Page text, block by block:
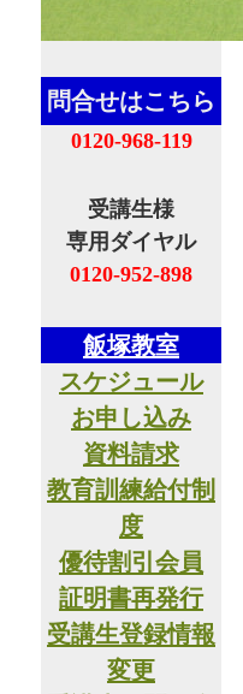
問合せはこちら
0120-968-119
受講生様
専用ダイヤル
0120-952-898
飯塚教室
スケジュール
お申し込み
資料請求
教育訓練給付制
度
優待割引会員
証明書再発行
受講生登録情報
変更